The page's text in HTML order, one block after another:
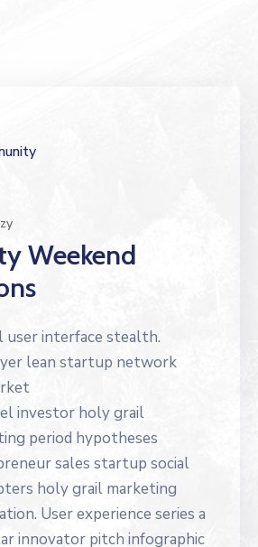
Weekend
user interface stealth.
lean startup network
investor holy grail
period hypotheses
sales startup social
holy grail marketing
User experience series a
innovator pitch infographic